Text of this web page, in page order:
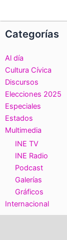
Categorías
Al día
Cultura Cívica
Discursos
Elecciones 2025
Especiales
Estados
Multimedia
INE TV
INE Radio
Podcast
Galerías
Gráficos
Internacional